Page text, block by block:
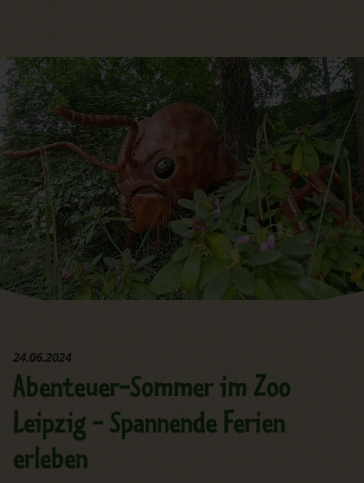
24.06.2024
Abenteuer-Sommer im Zoo
Leipzig - Spannende Ferien
erleben